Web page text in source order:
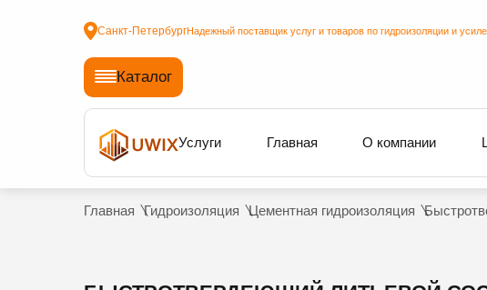
Санкт-ПетербургНадежный поставщик услуг и товаров по гидроизоляции и
Каталог
Услуги Главная О компании
Главная Гидроизоляция Цементная гидроизоляция